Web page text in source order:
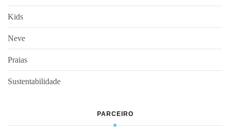
Kids
Neve
Praias
Sustentabilidade
PARCEIRO